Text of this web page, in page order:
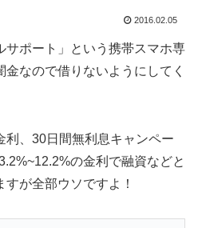
2016.02.05
サポート」という携帯スマホ専
なので借りないようにしてく
利、30日間無利息キャンペー
の金利で融資などと
が全部ウソですよ！